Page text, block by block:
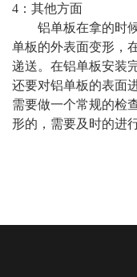
4：其他方面
铝单板在拿的时
单板的外表面变形，
递送。在铝单板安装
还要对铝单板的表面
需要做一个常规的检
形的，需要及时的进